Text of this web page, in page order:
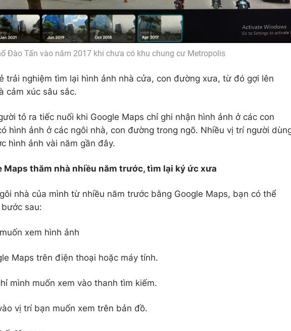
Đào Tấn vào năm 2017 khi chưa có khu chung cư Metropolis
trải nghiệm tìm lại hình ảnh nhà cửa, con đường xưa, từ đó gợi lên
cảm xúc sâu sắc.
tỏ ra tiếc nuối khi Google Maps chỉ ghi nhận hình ảnh ở các con
hình ảnh ở các ngôi nhà, con đường trong ngõ. Nhiều vị trí người
hình ảnh vài năm gần đây.
Maps thăm nhà nhiều năm trước, tìm lại ký ức xưa
nhà của mình từ nhiều năm trước bằng Google Maps, bạn có thể
sau:
xem hình ảnh
Maps trên điện thoại hoặc máy tính.
mình muốn xem vào thanh tìm kiếm.
vị trí bạn muốn xem trên bản đồ.